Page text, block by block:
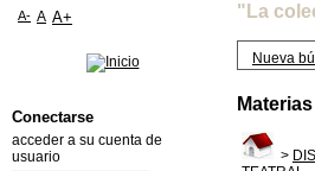
"La
Nueva
Materias
>
A- A A+
Conectarse
acceder a su cuenta de
usuario